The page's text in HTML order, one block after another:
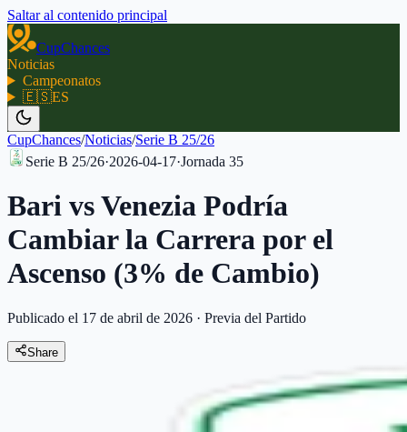
Saltar al contenido principal
CupChances
Noticias
Campeonatos
🇪🇸ES
CupChances/Noticias/Serie B 25/26
Serie B 25/26·2026-04-17·Jornada 35
Bari vs Venezia Podría
Cambiar la Carrera por el
Ascenso (3% de Cambio)
Publicado el 17 de abril de 2026 · Previa del Partido
Share